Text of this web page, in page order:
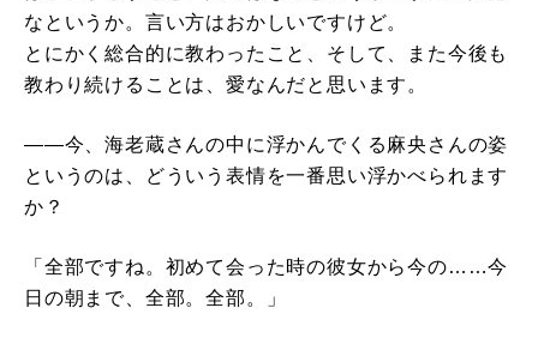
なというか。言い方はおかしいですけど。
とにかく総合的に教わったこと、そして、また今後も
教わり続けることは、愛なんだと思います。
――今、海老蔵さんの中に浮かんでくる麻央さんの姿
というのは、どういう表情を一番思い浮かべられます
か？
「全部ですね。初めて会った時の彼女から今の……今
日の朝まで、全部。全部。」